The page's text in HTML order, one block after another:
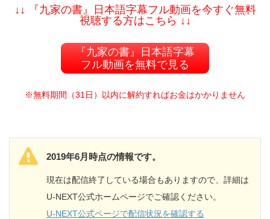
↓↓ 『九家の書』日本語字幕フル動画を今すぐ無料
視聴する方はこちら ↓↓
『九家の書』日本語字幕
フル動画を無料で見る
※無料期間（31日）以内に解約すればお金はかかりません
2019年6月時点の情報です。
現在は配信終了している場合もありますので、詳細は
U-NEXT公式ホームページでご確認ください。
U-NEXT公式ページで配信状況を確認する